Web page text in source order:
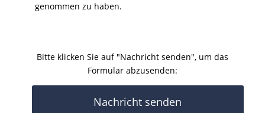
genommen zu haben.
thisBitte klicken Sie auf "Nachricht senden", um das
Formular abzusenden: